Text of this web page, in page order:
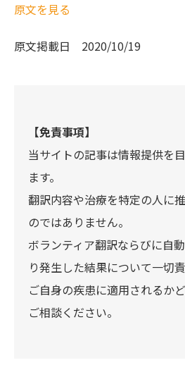
原文を見る
原文掲載日 2020/10/19
【免責事項】
当サイトの記事は情報提供を
ます。
翻訳内容や治療を特定の人に
のではありません。
ボランティア翻訳ならびに自
り発生した結果について一切
ご自身の疾患に適用されるか
ご相談ください。